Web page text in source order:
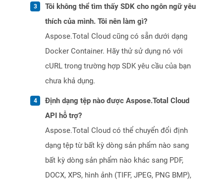
Tôi không thể tìm thấy SDK cho ngôn ngữ yêu
thích của mình. Tôi nên làm gì?
Aspose.Total Cloud cũng có sẵn dưới dạng
Docker Container. Hãy thử sử dụng nó với
cURL trong trường hợp SDK yêu cầu của bạn
chưa khả dụng.
Định dạng tệp nào được Aspose.Total Cloud
API hỗ trợ?
Aspose.Total Cloud có thể chuyển đổi định
dạng tệp từ bất kỳ dòng sản phẩm nào sang
bất kỳ dòng sản phẩm nào khác sang PDF,
DOCX, XPS, hình ảnh (TIFF, JPEG, PNG BMP),